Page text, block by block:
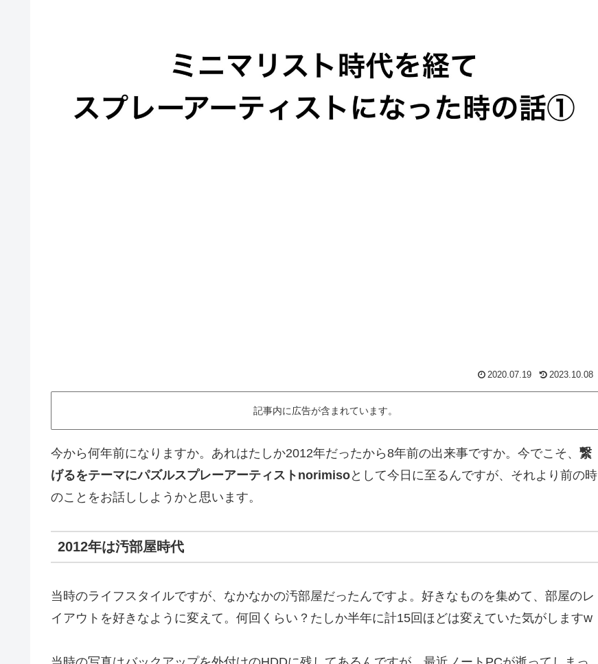
2020.07.19 2023.10.08
記事内に広告が含まれています。
今から何年前になりますか。あれはたしか2012年だったから8年前の出来事ですか。今でこそ、 繋
げるをテーマにパズルスプレーアーティストnorimisoとして今日に至るんですが、それより前の時
のことをお話ししようかと思います。
2012年は汚部屋時代
当時のライフスタイルですが、なかなかの汚部屋だったんですよ。好きなものを集めて、部屋のレ
イアウトを好きなように変えて。何回くらい？たしか半年に計15回ほどは変えていた気がしますw